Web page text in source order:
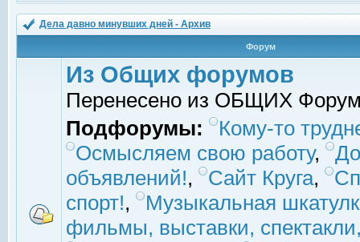
Дела давно минувших дней - Архив
Форум
Из Общих форумов
Перенесено из ОБЩИХ
Подфорумы:
Кому-то
Осмысляем свою работу,
объявлений!, Сайт Круга,
спорт!,
Музыкальная
фильмы, выставки,